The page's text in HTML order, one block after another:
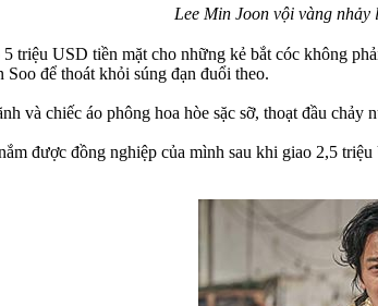
Lee Min Joon vội vàng nhảy
triệu USD tiền mặt cho những kẻ bắt cóc không
để thoát khỏi súng đạn đuổi theo.
và chiếc áo phông hoa hòe sặc sỡ, thoạt đầu
được đồng nghiệp của mình sau khi giao 2,5